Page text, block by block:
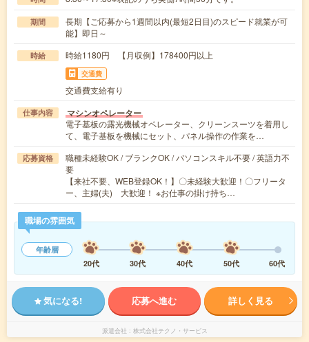
期間
長期【ご応募から1週間以内(最短2日目)のスピード就業が可
能】即日～
時給 時給1180円 【月収例】178400円以上
交通費
交通費支給有り
仕事内容 マシンオペレーター
電子基板の露光機械オペレーター、クリーンスーツを着用し
て、電子基板を機械にセット、パネル操作の作業を…
応募資格
職種未経験OK / ブランクOK / パソコンスキル不要 / 英語力不
要
【来社不要、WEB登録OK！】〇未経験大歓迎！〇フリータ
ー、主婦(夫) 大歓迎！ ※お仕事の掛け持ち…
職場の雰囲気
年齢層
20代
30代 40代 50代 60代
気になる! 応募へ進む 詳しく見る
派遣会社 株式会社テクノ・サービス